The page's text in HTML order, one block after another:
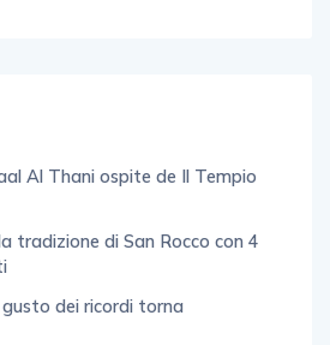
Al Thani ospite de Il Tempio
tradizione di San Rocco con 4
gusto dei ricordi torna